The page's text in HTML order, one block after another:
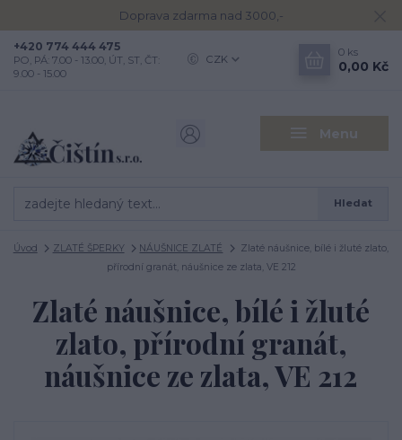
Doprava zdarma nad 3000,-
Menu
CZK
Hledat
+420 774 444 475
PO, PÁ: 7.00 - 13.00, ÚT, ST, ČT:
9.00 - 15.00
0 ks
0,00 Kč
Úvod ZLATÉ ŠPERKY NÁUŠNICE ZLATÉ
Zlaté náušnice, bílé i žluté zlato,
přírodní granát, náušnice ze zlata, VE 212
Zlaté náušnice, bílé i žluté
zlato, přírodní granát,
náušnice ze zlata, VE 212